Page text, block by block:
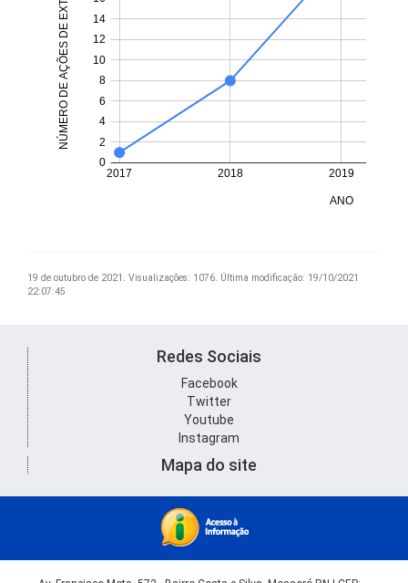
19 de outubro de 2021. Visualizações: 1076. Última modificação: 19/10/2021
22:07:45
Redes Sociais
Facebook
Twitter
Youtube
Instagram
Mapa do site